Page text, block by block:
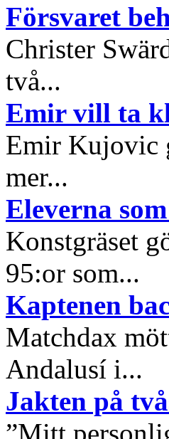
Försvaret
Christer
två...
Emir vill ta
Emir Kujovic
mer...
Eleverna
Konstgräset
95:or som...
Kaptenen
Matchdax
Andalusí i...
Jakten på
”Mitt